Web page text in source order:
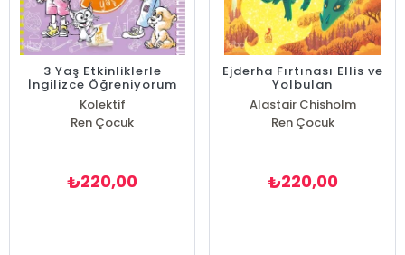
3 Yaş Etkinliklerle
İngilizce Öğreniyorum
Kolektif
Ren Çocuk
₺220,00
Ejderha Fırtınası Ellis ve
Yolbulan
Alastair Chisholm
Ren Çocuk
₺220,00